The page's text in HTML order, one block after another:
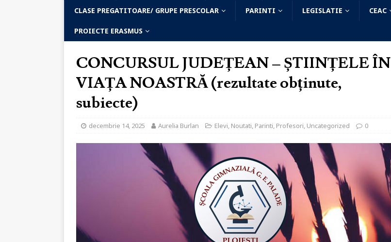
CLASE PREGATITOARE/ GRUPE PRESCOLAR PARINTI LEGISLATIE CEAC
PROIECTE ERASMUS
CONCURSUL JUDEȚEAN – ȘTIINȚELE ÎN
VIAȚA NOASTRĂ (rezultate obținute,
subiecte)
decembrie 14, 2025 Aurelia Burlan Elevi, Noutati, Parinti, Profesori, Uncategorized 0